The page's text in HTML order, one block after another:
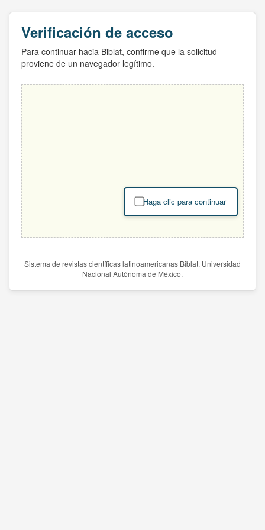
Verificación de acceso
Para continuar hacia Biblat, confirme que la solicitud
proviene de un navegador legítimo.
Haga clic para continuar
Sistema de revistas científicas latinoamericanas Biblat. Universidad
Nacional Autónoma de México.